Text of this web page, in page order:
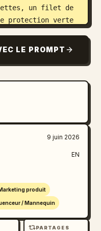
un filet de
protection verte
de champ, des
de gamme,
cadrage en
LE PROMPT
9 juin 2026
EN
produit
/ Mannequin
PARTAGES